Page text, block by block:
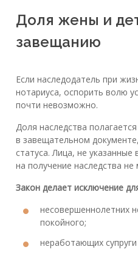
Доля жены и
завещанию
Если наследодатель при
нотариуса, оспорить волю
почти невозможно.
Доля наследства
в завещательном
статуса. Лица, не
на получение наследства не
Закон делает исключение
несовершеннолетних
покойного;
неработающих